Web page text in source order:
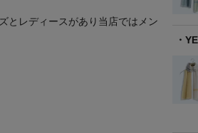
とレディースがあり当店ではメン